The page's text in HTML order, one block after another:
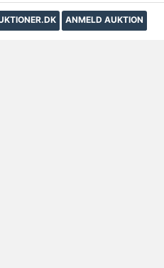
ANMELD AUKTION